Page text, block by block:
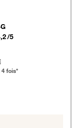
/5
4 fois*